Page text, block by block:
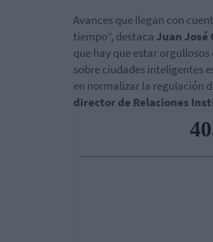
Avances que llegan con
tiempo”, destaca Juan José
que hay que estar
sobre ciudades inteligentes
en normalizar la regulación
director de Relaciones